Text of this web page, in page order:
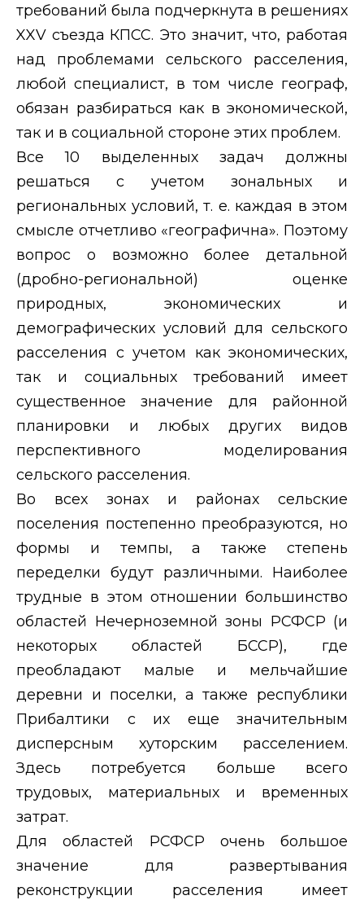
требований была подчеркнута в решениях
XXV съезда КПСС. Это значит, что, работая
над проблемами сельского расселения,
любой специалист, в том числе географ,
обязан разбираться как в экономической,
так и в социальной стороне этих проблем.
Все 10 выделенных задач должны
решаться с учетом зональных и
региональных условий, т. е. каждая в этом
смысле отчетливо «географична». Поэтому
вопрос о возможно более детальной
(дробно-региональной) оценке
природных, экономических и
демографических условий для сельского
расселения с учетом как экономических,
так и социальных требований имеет
существенное значение для районной
планировки и любых других видов
перспективного моделирования
сельского расселения.
Во всех зонах и районах сельские
поселения постепенно преобразуются, но
формы и темпы, а также степень
переделки будут различными. Наиболее
трудные в этом отношении большинство
областей Нечерноземной зоны РСФСР (и
некоторых областей БССР), где
преобладают малые и мельчайшие
деревни и поселки, а также республики
Прибалтики с их еще значительным
дисперсным хуторским расселением.
Здесь потребуется больше всего
трудовых, материальных и временных
затрат.
Для областей РСФСР очень большое
значение для развертывания
реконструкции расселения имеет